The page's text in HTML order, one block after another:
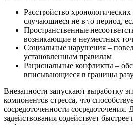
Расстройство
случающиеся не в то период,
Пространственные
возникающие в неуместных
Социальные нарушения –
установленным правилам
Рациональные конфликты –
вписывающиеся в границы
Внезапности запускают выработку
компонентов стресса, что
сосредоточенности сосредоточения.
задействования содействует быстрее